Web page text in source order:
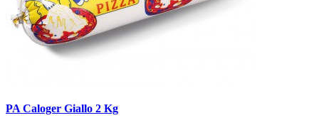
PA Caloger Giallo 2 Kg